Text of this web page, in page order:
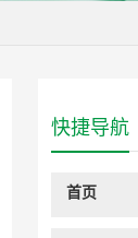
快捷导航
首页